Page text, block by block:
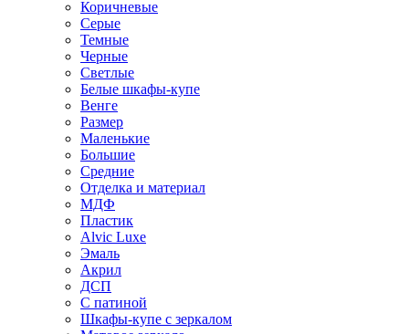
Коричневые
Серые
Темные
Черные
Светлые
Белые шкафы-купе
Венге
Размер
Маленькие
Большие
Средние
Отделка и материал
МДФ
Пластик
Alvic Luxe
Эмаль
Акрил
ДСП
С патиной
Шкафы-купе с зеркалом